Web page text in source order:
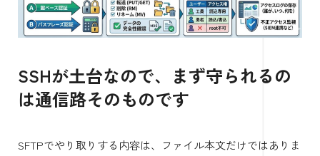
SSHが土台なので、まず守られるの
は通信路そのものです
SFTPでやり取りする内容は、ファイル本文だけではありま